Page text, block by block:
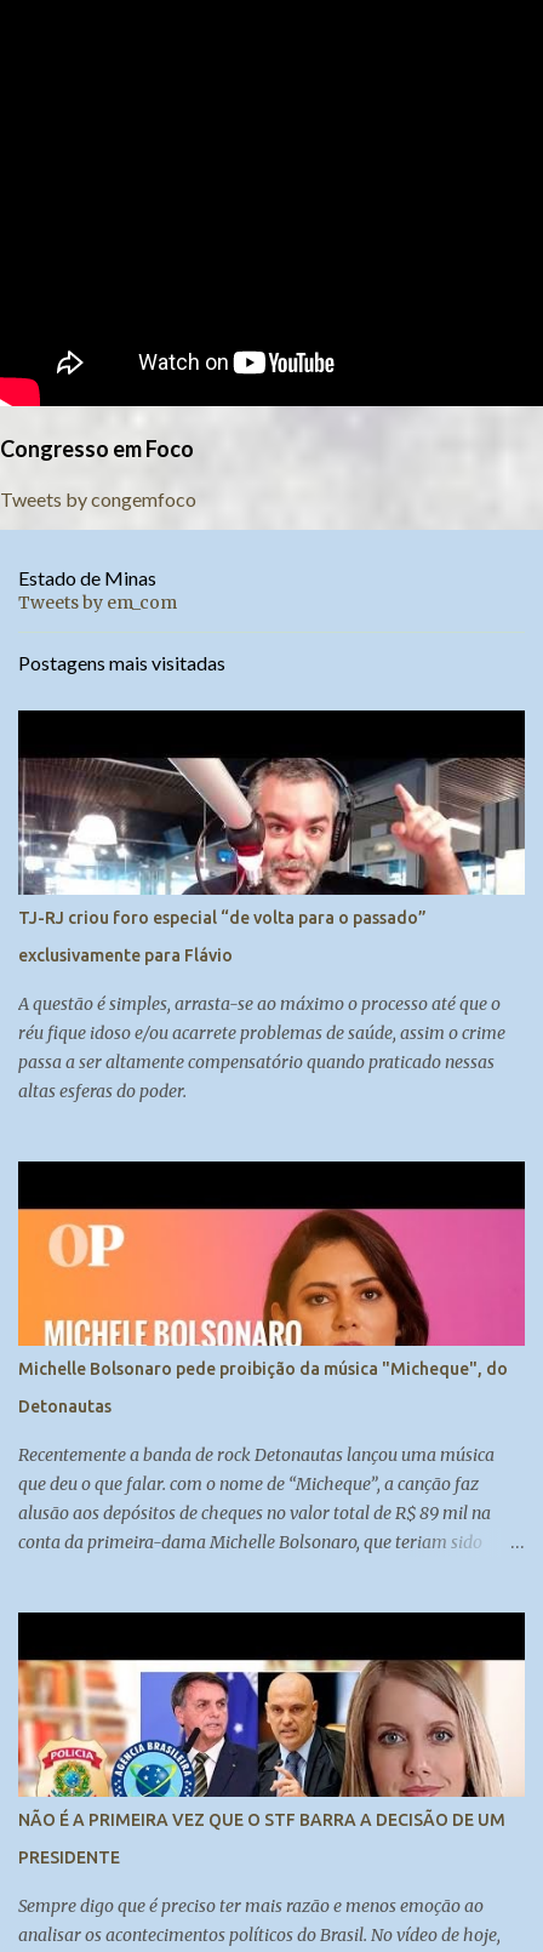
Congresso em Foco
Tweets by congemfoco
Estado de Minas
Tweets by em_com
Postagens mais visitadas
TJ-RJ criou foro especial “de volta para o passado”
exclusivamente para Flávio
A questão é simples, arrasta-se ao máximo o processo até que o
réu fique idoso e/ou acarrete problemas de saúde, assim o crime
passa a ser altamente compensatório quando praticado nessas
altas esferas do poder.
Michelle Bolsonaro pede proibição da música "Micheque", do
Detonautas
Recentemente a banda de rock Detonautas lançou uma música
que deu o que falar. com o nome de “Micheque”, a canção faz
alusão aos depósitos de cheques no valor total de R$ 89 mil na
conta da primeira-dama Michelle Bolsonaro, que teriam sido
https://www.youtube.com/channel/UCy0BAkpw22or4oxo0RFCzc
w
NÃO É A PRIMEIRA VEZ QUE O STF BARRA A DECISÃO DE UM
PRESIDENTE
Sempre digo que é preciso ter mais razão e menos emoção ao
analisar os acontecimentos políticos do Brasil. No vídeo de hoje,